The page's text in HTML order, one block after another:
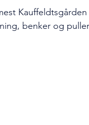
benker og